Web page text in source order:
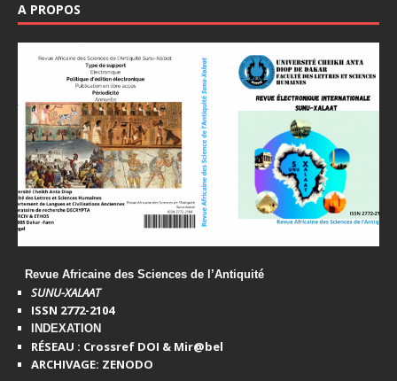
A PROPOS
Revue Africaine des Sciences de l’Antiquité
SUNU-XALAAT
ISSN 2772-2104
INDEXATION
RÉSEAU : Crossref DOI & Mir@bel
ARCHIVAGE: ZENODO